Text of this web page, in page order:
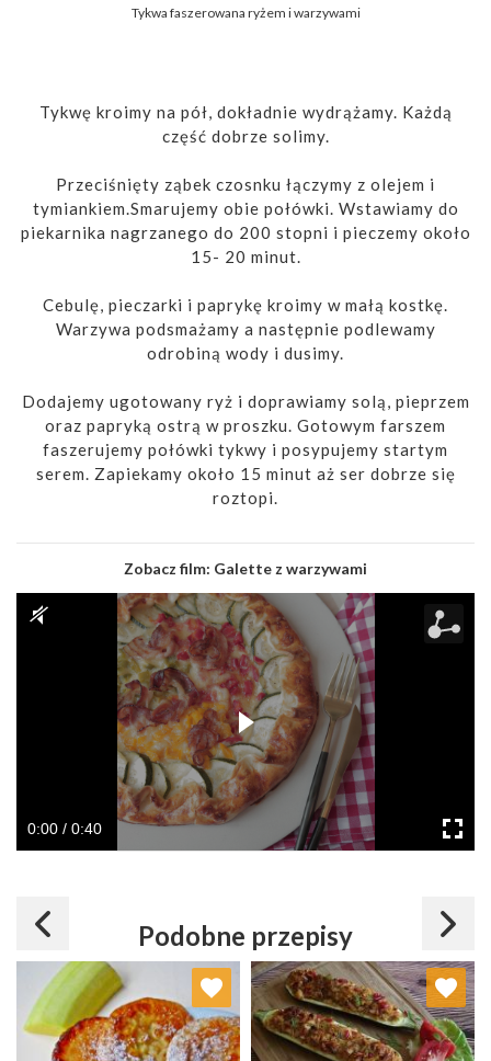
Tykwa faszerowana ryżem i warzywami
Tykwę kroimy na pół, dokładnie wydrążamy. Każdą
część dobrze solimy.
Przeciśnięty ząbek czosnku łączymy z olejem i
tymiankiem.Smarujemy obie połówki. Wstawiamy do
piekarnika nagrzanego do 200 stopni i pieczemy około
15- 20 minut.
Cebulę, pieczarki i paprykę kroimy w małą kostkę.
Warzywa podsmażamy a następnie podlewamy
odrobiną wody i dusimy.
Dodajemy ugotowany ryż i doprawiamy solą, pieprzem
oraz papryką ostrą w proszku. Gotowym farszem
faszerujemy połówki tykwy i posypujemy startym
serem. Zapiekamy około 15 minut aż ser dobrze się
roztopi.
Zobacz film: Galette z warzywami
0:00 / 0:40
Podobne przepisy
Dodaj do ulubionych
Wybierz listę:
Dodaj do ulubionych
Wybierz listę: